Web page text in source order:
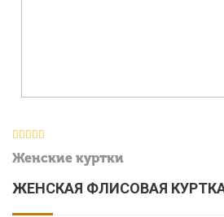
Женские куртки
ЖЕНСКАЯ ФЛИСОВАЯ КУРТКА